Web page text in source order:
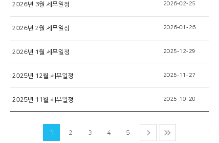
2026년 3월 세무일정 2026-02-25
2026년 2월 세무일정 2026-01-26
2026년 1월 세무일정 2025-12-29
2025년 12월 세무일정 2025-11-27
2025년 11월 세무일정 2025-10-20
1 2 3 4 5